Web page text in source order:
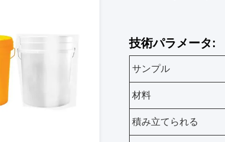
技術パラメータ:
サンプル
材料
積み立てられる